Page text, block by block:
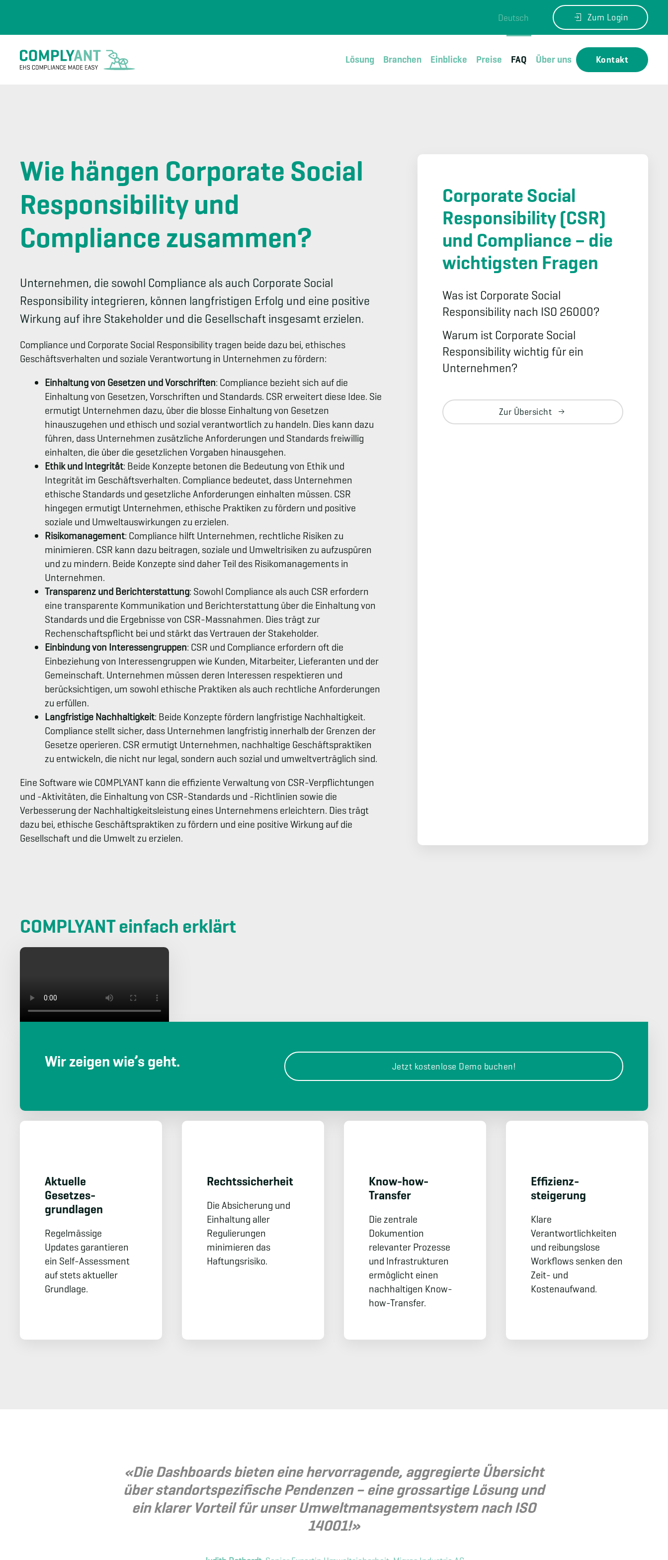
Deutsch Zum Login
Lösung Branchen Einblicke Preise FAQ Über uns Kontakt
Wie hängen Corporate Social
Responsibility und
Compliance zusammen?
Unternehmen, die sowohl Compliance als auch Corporate Social
Responsibility integrieren, können langfristigen Erfolg und eine positive
Wirkung auf ihre Stakeholder und die Gesellschaft insgesamt erzielen.
Compliance und Corporate Social Responsibility tragen beide dazu bei, ethisches
Geschäftsverhalten und soziale Verantwortung in Unternehmen zu fördern:
Einhaltung von Gesetzen und Vorschriften: Compliance bezieht sich auf die
Einhaltung von Gesetzen, Vorschriften und Standards. CSR erweitert diese Idee. Sie
ermutigt Unternehmen dazu, über die blosse Einhaltung von Gesetzen
hinauszugehen und ethisch und sozial verantwortlich zu handeln. Dies kann dazu
führen, dass Unternehmen zusätzliche Anforderungen und Standards freiwillig
einhalten, die über die gesetzlichen Vorgaben hinausgehen.
Ethik und Integrität: Beide Konzepte betonen die Bedeutung von Ethik und
Integrität im Geschäftsverhalten. Compliance bedeutet, dass Unternehmen
ethische Standards und gesetzliche Anforderungen einhalten müssen. CSR
hingegen ermutigt Unternehmen, ethische Praktiken zu fördern und positive
soziale und Umweltauswirkungen zu erzielen.
Risikomanagement: Compliance hilft Unternehmen, rechtliche Risiken zu
minimieren. CSR kann dazu beitragen, soziale und Umweltrisiken zu aufzuspüren
und zu mindern. Beide Konzepte sind daher Teil des Risikomanagements in
Unternehmen.
Transparenz und Berichterstattung: Sowohl Compliance als auch CSR erfordern
eine transparente Kommunikation und Berichterstattung über die Einhaltung von
Standards und die Ergebnisse von CSR-Massnahmen. Dies trägt zur
Rechenschaftspflicht bei und stärkt das Vertrauen der Stakeholder.
Einbindung von Interessengruppen: CSR und Compliance erfordern oft die
Einbeziehung von Interessengruppen wie Kunden, Mitarbeiter, Lieferanten und der
Gemeinschaft. Unternehmen müssen deren Interessen respektieren und
berücksichtigen, um sowohl ethische Praktiken als auch rechtliche Anforderungen
zu erfüllen.
Langfristige Nachhaltigkeit: Beide Konzepte fördern langfristige Nachhaltigkeit.
Compliance stellt sicher, dass Unternehmen langfristig innerhalb der Grenzen der
Gesetze operieren. CSR ermutigt Unternehmen, nachhaltige Geschäftspraktiken
zu entwickeln, die nicht nur legal, sondern auch sozial und umweltverträglich sind.
Eine Software wie COMPLYANT kann die effiziente Verwaltung von CSR-Verpflichtungen
und -Aktivitäten, die Einhaltung von CSR-Standards und -Richtlinien sowie die
Verbesserung der Nachhaltigkeitsleistung eines Unternehmens erleichtern. Dies trägt
dazu bei, ethische Geschäftspraktiken zu fördern und eine positive Wirkung auf die
Gesellschaft und die Umwelt zu erzielen.
Corporate Social
Responsibility (CSR)
und Compliance – die
wichtigsten Fragen
Was ist Corporate Social
Responsibility nach ISO 26000?
Warum ist Corporate Social
Responsibility wichtig für ein
Unternehmen?
Zur Übersicht
COMPLYANT einfach erklärt
Wir zeigen wie’s geht. Jetzt kostenlose Demo buchen!
Aktuelle
Gesetzes­
grundlagen
Regelmässige
Updates garantieren
ein Self-Assessment
auf stets aktueller
Grundlage.
Rechts­sicherheit
Die Absicherung und
Einhaltung aller
Regulierungen
minimieren das
Haftungsrisiko.
Know-how-
Transfer
Die zentrale
Dokumention
relevanter Prozesse
und Infrastrukturen
ermöglicht einen
nachhaltigen Know-
how-Transfer.
Effizienz­
steigerung
Klare
Verantwortlichkeiten
und reibungslose
Workflows senken den
Zeit- und
Kostenaufwand.
«Die Dashboards bieten eine hervorragende, aggregierte Übersicht
über standortspezifische Pendenzen – eine grossartige Lösung und
ein klarer Vorteil für unser Umweltmanagementsystem nach ISO
14001!»